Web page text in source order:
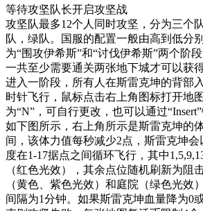
等待攻坚队长开启攻坚战
攻坚队最多12个人同时攻坚，分为三个
队，绿队。国服的配置一般由高到低分
为“围攻伊希斯”和“讨伐伊希斯”两个阶
一共至少需要通关两张地下城才可以获得
进入一阶段，所有人在斯雷克坤的背部
时针飞行，鼠标点击右上角图标打开地
为“N”，可自行更改，也可以通过
如下图所示，右上角所示是斯雷克坤的
间，该体力值每秒减少2点，斯雷克坤会
度在1-17据点之间循环飞行，其中
（红色光效），其余点位随机刷新为阻
（黄色、紫色光效）和庭院（绿色光效
间隔为1分钟。如果斯雷克坤血量降为0